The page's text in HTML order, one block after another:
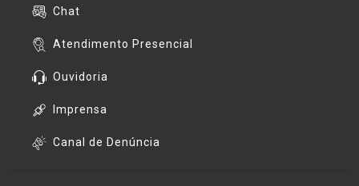
Chat
Atendimento Presencial
Ouvidoria
Imprensa
Canal de Denúncia